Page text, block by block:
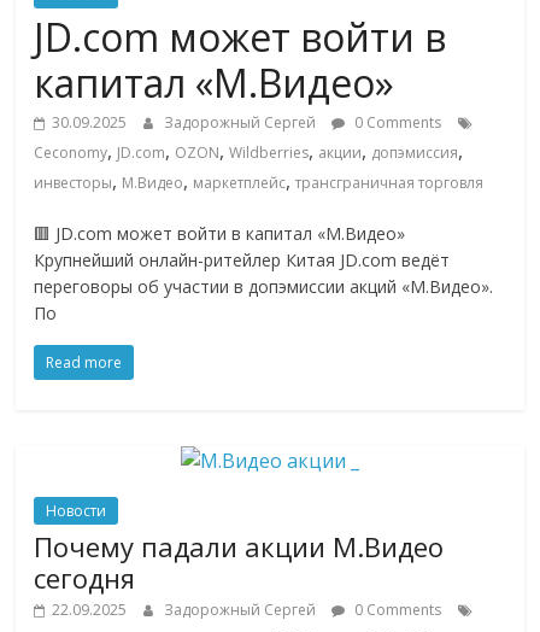
Commerce,
омниканальном
ритейле,
логистике,
технологиях,
соцсетях
торговле,
сервисах
для
JD.com может войти в
капитал «М.Видео»
30.09.2025 Задорожный Сергей
0 Comments
Ceconomy, JD.com, OZON,Wildberries, акции, допэмиссия,
инвесторы, М.Видео, маркетплейс,трансграничная торговля
🟥 JD.com может войти в капитал «М.Видео»
Крупнейший онлайн-ритейлер Китая JD.com ведёт
переговоры об участии в допэмиссии акций «М.Видео».
По
Read more
Новости
Почему падали акции М.Видео
сегодня
22.09.2025 Задорожный Сергей
0 Comments